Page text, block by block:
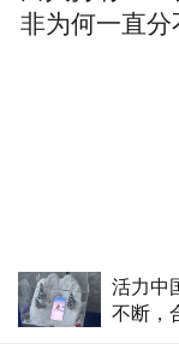
非为何一直分